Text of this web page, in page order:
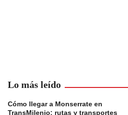
Lo más leído
Cómo llegar a Monserrate en
TransMilenio: rutas y transportes